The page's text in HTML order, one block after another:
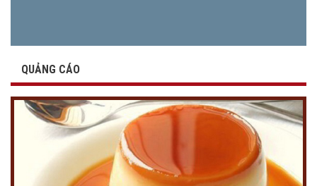
QUẢNG CÁO